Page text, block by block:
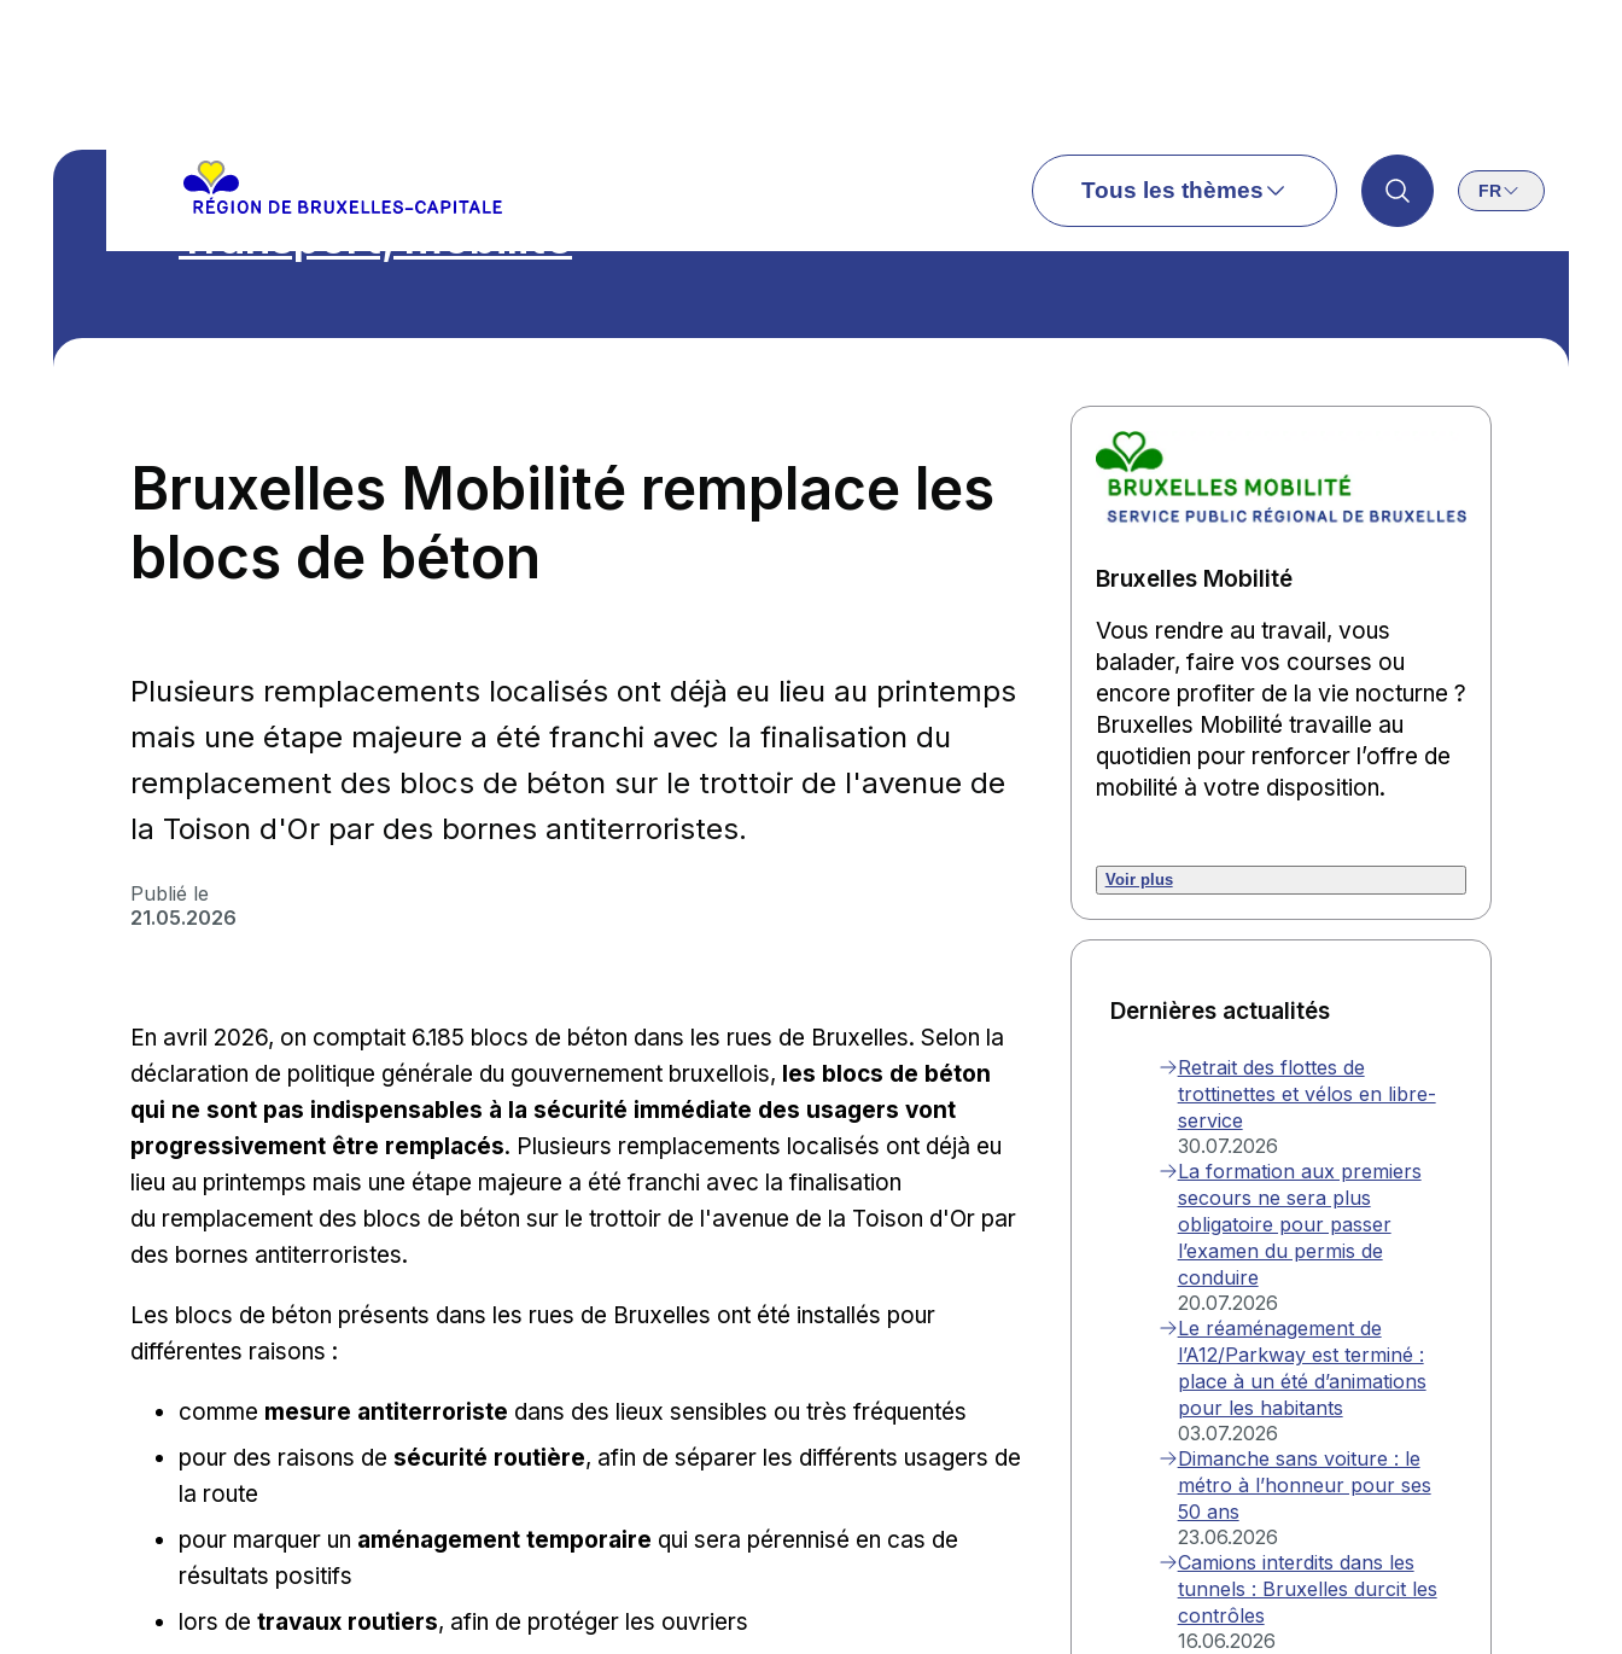
Tous les thèmes FR
Transport, mobilité
Bruxelles Mobilité remplace les
blocs de béton
Plusieurs remplacements localisés ont déjà eu lieu au printemps
mais une étape majeure a été franchi avec la finalisation du
remplacement des blocs de béton sur le trottoir de l'avenue de
la Toison d'Or par des bornes antiterroristes.
Publié le
21.05.2026
En avril 2026, on comptait 6.185 blocs de béton dans les rues de Bruxelles. Selon la
déclaration de politique générale du gouvernement bruxellois, les blocs de béton
qui ne sont pas indispensables à la sécurité immédiate des usagers vont
progressivement être remplacés. Plusieurs remplacements localisés ont déjà eu
lieu au printemps mais une étape majeure a été franchi avec la finalisation
du remplacement des blocs de béton sur le trottoir de l'avenue de la Toison d'Or par
des bornes antiterroristes.
Les blocs de béton présents dans les rues de Bruxelles ont été installés pour
différentes raisons :
comme mesure antiterroriste dans des lieux sensibles ou très fréquentés
pour des raisons de sécurité routière, afin de séparer les différents usagers de
la route
pour marquer un aménagement temporaire qui sera pérennisé en cas de
résultats positifs
lors de travaux routiers, afin de protéger les ouvriers
Bruxelles Mobilité
Vous rendre au travail, vous
balader, faire vos courses ou
encore profiter de la vie nocturne ?
Bruxelles Mobilité travaille au
quotidien pour renforcer l’offre de
mobilité à votre disposition.
Voir plus
Dernières actualités
Retrait des flottes de
trottinettes et vélos en libre-
service
30.07.2026
La formation aux premiers
secours ne sera plus
obligatoire pour passer
l’examen du permis de
conduire
20.07.2026
Le réaménagement de
l’A12/Parkway est terminé :
place à un été d’animations
pour les habitants
03.07.2026
Dimanche sans voiture : le
métro à l’honneur pour ses
50 ans
23.06.2026
Camions interdits dans les
tunnels : Bruxelles durcit les
contrôles
16.06.2026